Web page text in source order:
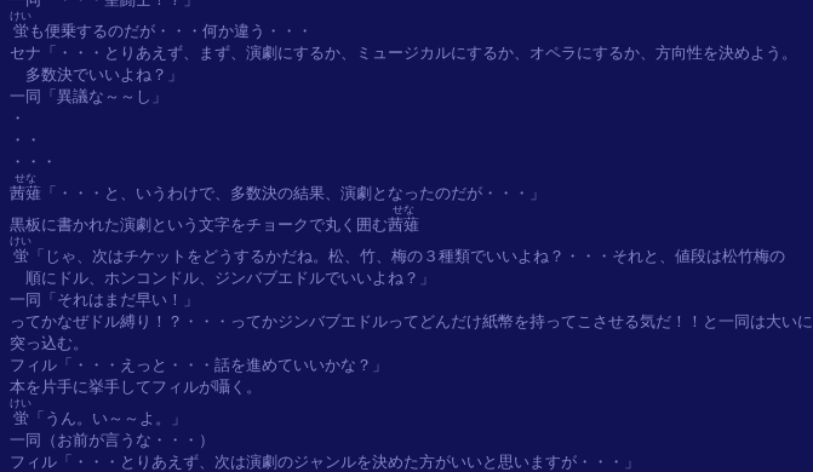
蛍
けい
も便乗するのだが・・・何か違う・・・
セナ「・・・とりあえず、まず、演劇にするか、ミュージカルにするか、オペラにするか、方向性を決めよう。
多数決でいいよね？」
一同「異議な～～し」
・
・・
茜薙
せな
「・・・と、いうわけで、多数決の結果、演劇となったのだが・・・」
黒板に書かれた演劇という文字をチョークで丸く囲む茜薙
せな
蛍
けい
「じゃ、次はチケットをどうするかだね。松、竹、梅の３種類でいいよね？・・・それと、値段は松竹梅の
順にドル、ホンコンドル、ジンバブエドルでいいよね？」
一同「それはまだ早い！」
ってかなぜドル縛り！？・・・ってかジンバブエドルってどんだけ紙幣を持ってこさせる気だ！！と一同は大いに
突っ込む。
フィル「・・・えっと・・・話を進めていいかな？」
蛍
けい
「うん。い～～よ。」
一同（お前が言うな・・・）
フィル「・・・とりあえず、次は演劇のジャンルを決めた方がいいと思いますが・・・」